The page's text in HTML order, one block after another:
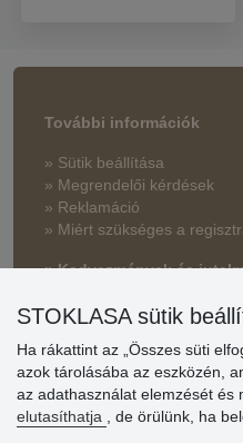
További információk
» Sütik beállítása
» Megrendelői kérdések
» Reklamáció
» Miért szükséges a
» Kedvezmények és
Vásárlók
STOKLASA sütik
Ha rákattint az „Összes süti
azok tárolásába az eszközén,
az adathasználat elemzését és
elutasíthatja
, de örülünk, ha